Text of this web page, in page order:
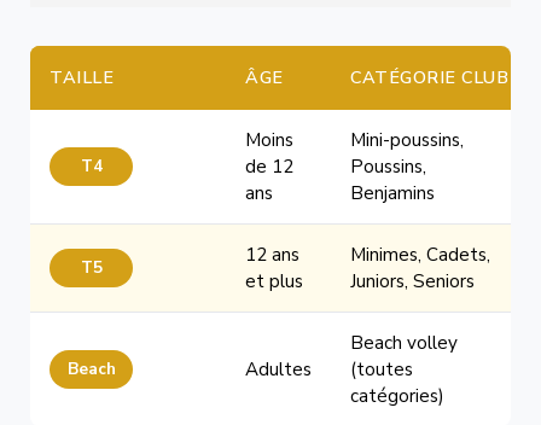
TAILLE ÂGE CATÉGORIE CLUB
T4
Moins
de 12
ans
Mini-poussins,
Poussins,
Benjamins
T5
12 ans
et plus
Minimes, Cadets,
Juniors, Seniors
Beach Adultes
Beach volley
(toutes
catégories)